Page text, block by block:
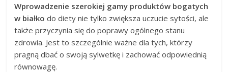
Wprowadzenie szerokiej gamy produktów bogatych
w białko do diety nie tylko zwiększa uczucie sytości, ale
także przyczynia się do poprawy ogólnego stanu
zdrowia. Jest to szczególnie ważne dla tych, którzy
pragną dbać o swoją sylwetkę i zachować odpowiednią
równowagę.